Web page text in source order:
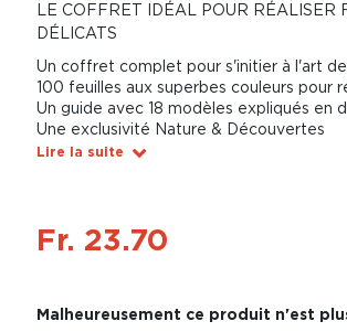
LE COFFRET IDÉAL POUR RÉALISER
DÉLICATS
Un coffret complet pour s'initier à l'art de
100 feuilles aux superbes couleurs pour
Un guide avec 18 modèles expliqués en
Une exclusivité Nature & Découvertes
Lire la suite
Fr. 23.70
Malheureusement ce produit n'est